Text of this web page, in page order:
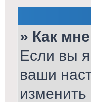
» Как
Если вы
ваши